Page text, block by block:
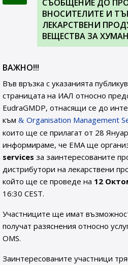
СЪОБЩЕНИЕ ДО
ВНОСИТЕЛИТЕ И
ЛЕКАРСТВЕНИ
ВЕЩЕСТВА ЗА
ВАЖНО!!!
Във връзка с указанията
страницата на ИАЛ относно
EudraGMDP, отнасящи се до
към
Organisation Management
които ще се прилагат от 28
информираме, че EMA ще
services за заинтересованите
дистрибутори на лекарствени
който ще се проведе на 12
16:30 CEST.
Участниците ще имат
получат разяснения относно
OMS.
Заинтересованите участници